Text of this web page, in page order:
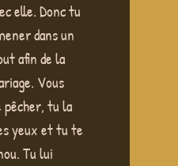
elle. Donc tu
dans un
afin de la
Vous
tu la
yeux et tu te
Tu lui